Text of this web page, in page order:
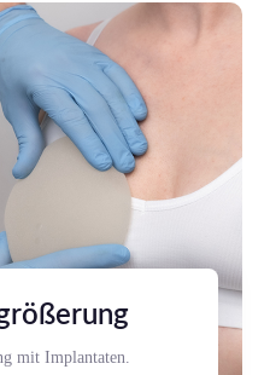
mit Implantaten.